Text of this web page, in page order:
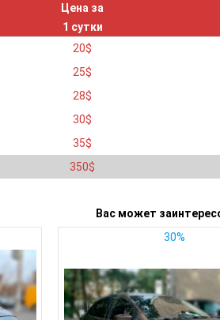
Цена за
1 сутки
20$
25$
28$
30$
35$
350$
Вас может
30%